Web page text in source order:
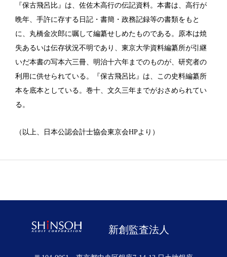
『保古飛呂比』は、佐佐木高行の伝記資料。本書は、高行が
晩年、手許に存する日記・書簡・政務記録等の書類をもと
に、丸橋金次郎に嘱して編纂せしめたものである。原本は焼
失あるいは伝存状況不明であり、東京大学資料編纂所が引継
いだ本書の写本六三冊、明治十六年までのものが、研究者の
利用に供せられている。『保古飛呂比』は、この史料編纂所
本を底本としている。巻十、文久三年までがおさめられてい
る。
（以上、日本公認会計士協会東京会HPより）
新創監査法人